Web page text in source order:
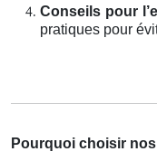
Conseils pour
pratiques pour
Pourquoi choisir